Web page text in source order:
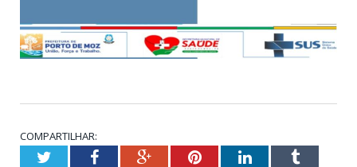
COMPARTILHAR:
TwitterFacebookGoogle+PinterestLinkedInTumblr